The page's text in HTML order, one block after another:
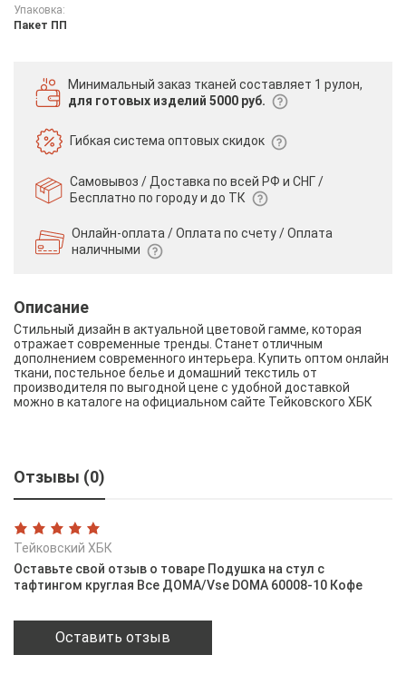
Упаковка:
Пакет ПП
Минимальный заказ тканей составляет 1 рулон,
для готовых изделий 5000 руб.
Гибкая системаоптовых скидок
Самовывоз / Доставка по всей РФ и СНГ /
Бесплатно по городу и до ТК
Онлайн-оплата / Оплата по счету /Оплата
наличными
Описание
Стильный дизайн в актуальной цветовой гамме, которая
отражает современные тренды. Станет отличным
дополнением современного интерьера. Купить оптом онлайн
ткани, постельное белье и домашний текстиль от
производителя по выгодной цене с удобной доставкой
можно в каталоге на официальном сайте Тейковского ХБК
Отзывы (0)
Тейковский ХБК
Оставьте свой отзыв о товаре Подушка на стул с
тафтингом круглая Все ДОМА/Vse DOMA 60008-10 Кофе
Оставить отзыв